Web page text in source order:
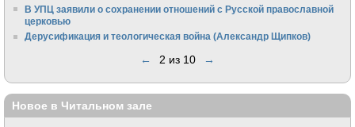
В УПЦ заявили о сохранении отношений с Русской православной
церковью
Дерусификация и теологическая война (Александр Щипков)
← 2 из 10 →
Новое в Читальном зале